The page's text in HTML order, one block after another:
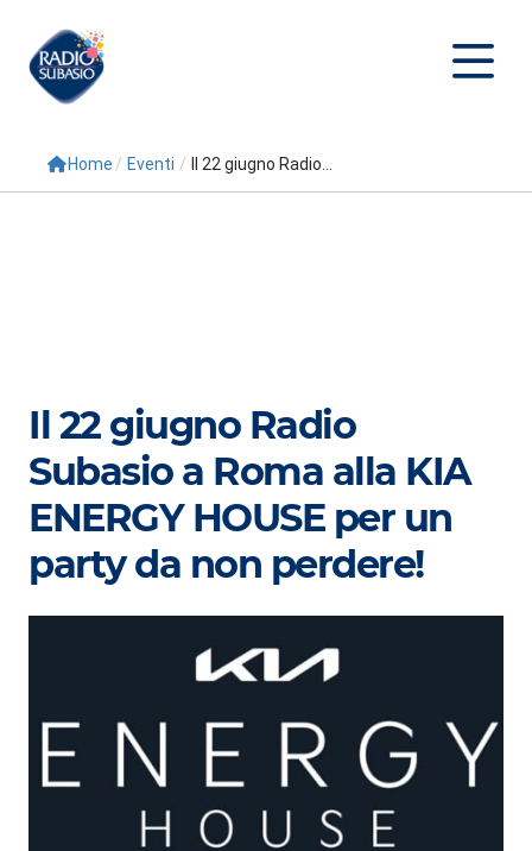
Cerca
Conduttori
Repliche
Podcast
3xTe
Novità
Subasio Playlist
Web Radio
Home / Eventi / Il 22 giugno Radio...
Il 22 giugno Radio
Subasio a Roma alla KIA
ENERGY HOUSE per un
party da non perdere!